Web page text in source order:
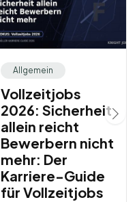
Allgemein
Vollzeitjobs
2026: Sicherheit
allein reicht
Bewerbern nicht
mehr: Der
Karriere-Guide
für Vollzeitjobs